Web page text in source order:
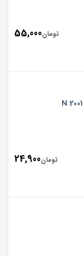
تومان55,000
تومان24,900